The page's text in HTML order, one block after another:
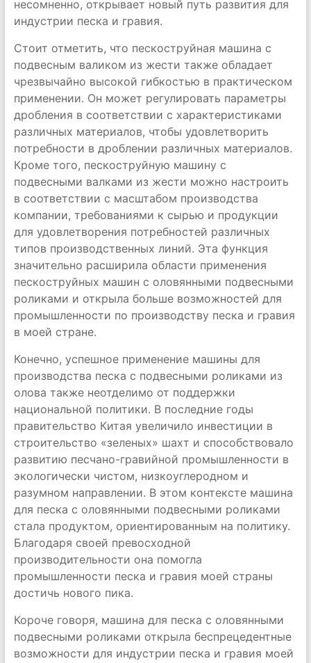
несомненно, открывает новый путь развития для
индустрии песка и гравия.
Стоит отметить, что пескоструйная машина с
подвесным валиком из жести также обладает
чрезвычайно высокой гибкостью в практическом
применении. Он может регулировать параметры
дробления в соответствии с характеристиками
различных материалов, чтобы удовлетворить
потребности в дроблении различных материалов.
Кроме того, пескоструйную машину с
подвесными валками из жести можно настроить
в соответствии с масштабом производства
компании, требованиями к сырью и продукции
для удовлетворения потребностей различных
типов производственных линий. Эта функция
значительно расширила области применения
пескоструйных машин с оловянными подвесными
роликами и открыла больше возможностей для
промышленности по производству песка и гравия
в моей стране.
Конечно, успешное применение машины для
производства песка с подвесными роликами из
олова также неотделимо от поддержки
национальной политики. В последние годы
правительство Китая увеличило инвестиции в
строительство «зеленых» шахт и способствовало
развитию песчано-гравийной промышленности в
экологически чистом, низкоуглеродном и
разумном направлении. В этом контексте машина
для песка с оловянными подвесными роликами
стала продуктом, ориентированным на политику.
Благодаря своей превосходной
производительности она помогла
промышленности песка и гравия моей страны
достичь нового пика.
Короче говоря, машина для песка с оловянными
подвесными роликами открыла беспрецедентные
возможности для индустрии песка и гравия моей